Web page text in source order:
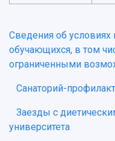
Сведения об условиях
обучающихся, в том
ограниченными
Санаторий-
Заезды с
университета